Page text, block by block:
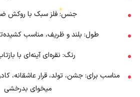
جنس: فلز سبک با روکش
طول: بلند و ظریف، مناسب
رنگ: نقره‌ای آینه‌ای با
مناسب برای: جشن، تولد، قرار عاشقانه،
میخوای بدرخشی